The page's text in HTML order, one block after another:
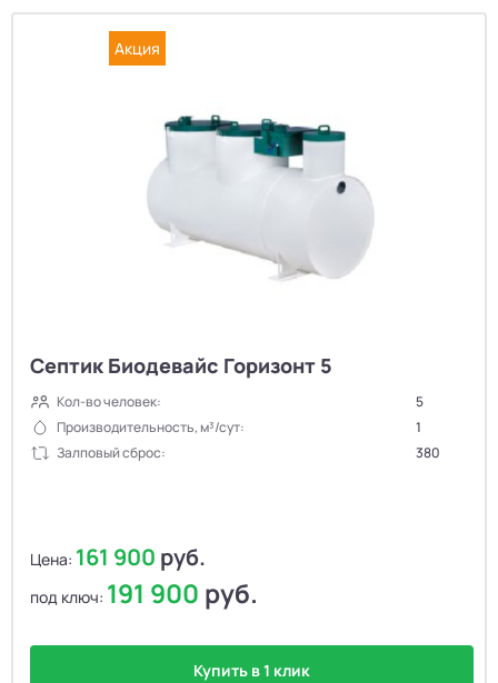
Акция
Септик Биодевайс Горизонт 5
Кол-во человек:
5
Производительность, м³/сут:
1
Залповый сброс:
380
Цена: 161 900 руб.
под ключ: 191 900 руб.
Купить в 1 клик